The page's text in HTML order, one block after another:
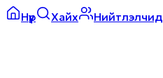
Нүүр Хайх Нийтлэлчид